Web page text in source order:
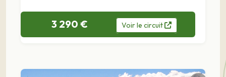
3 290 € Voirle circuit